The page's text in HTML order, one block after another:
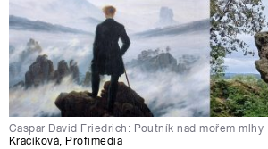
Caspar David Friedrich: Poutník nad mořem mlhy
Kracíková, Profimedia